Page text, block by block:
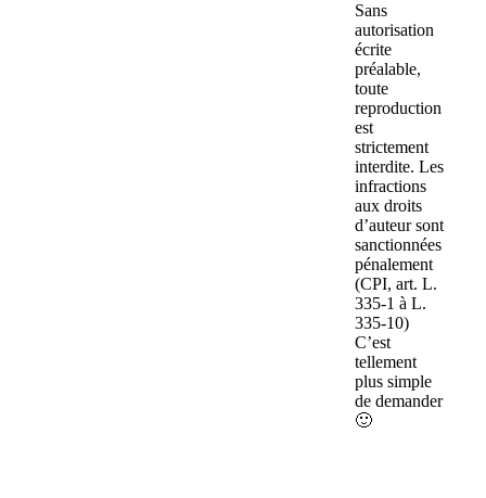
Sans
autorisation
écrite
préalable,
toute
reproduction
est
strictement
interdite. Les
infractions
aux droits
d’auteur sont
sanctionnées
pénalement
(CPI, art. L.
335-1 à L.
335-10)
C’est
tellement
plus simple
de demander
🙂